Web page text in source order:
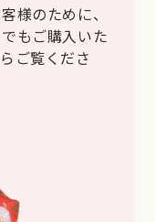
様のために、
もご購入いた
ご覧くださ